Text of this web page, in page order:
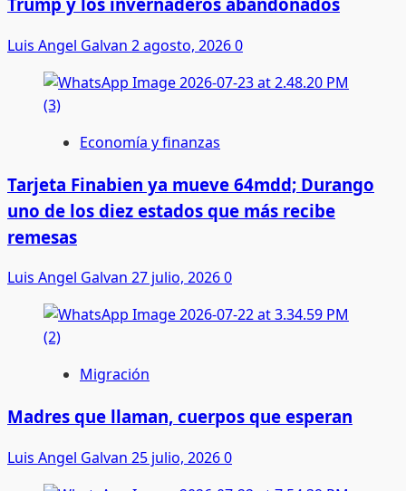
Luis Angel Galvan 2 agosto, 20260
Economía y finanzas
Tarjeta Finabien ya mueve 64mdd; Durango
uno de los diez estados que más recibe
remesas
Luis Angel Galvan 27 julio, 20260
Migración
Madres que llaman, cuerpos que esperan
Luis Angel Galvan 25 julio, 20260